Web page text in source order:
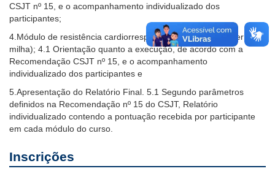
CSJT nº 15, e o acompanhamento individualizado dos
participantes;
4.Módulo de resistência cardiorrespiratória (Teste de cooper ou
milha); 4.1 Orientação quanto a execução, de acordo com a
Recomendação CSJT nº 15, e o acompanhamento
individualizado dos participantes e
5.Apresentação do Relatório Final. 5.1 Segundo parâmetros
definidos na Recomendação nº 15 do CSJT, Relatório
individualizado contendo a pontuação recebida por participante
em cada módulo do curso.
Inscrições